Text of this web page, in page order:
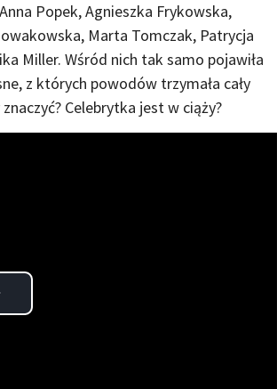
Popek, Agnieszka Frykowska,
Marta Tomczak, Patrycja
Miller. Wśród nich tak samo pojawiła
z których powodów trzymała cały
Celebrytka jest w ciąży?